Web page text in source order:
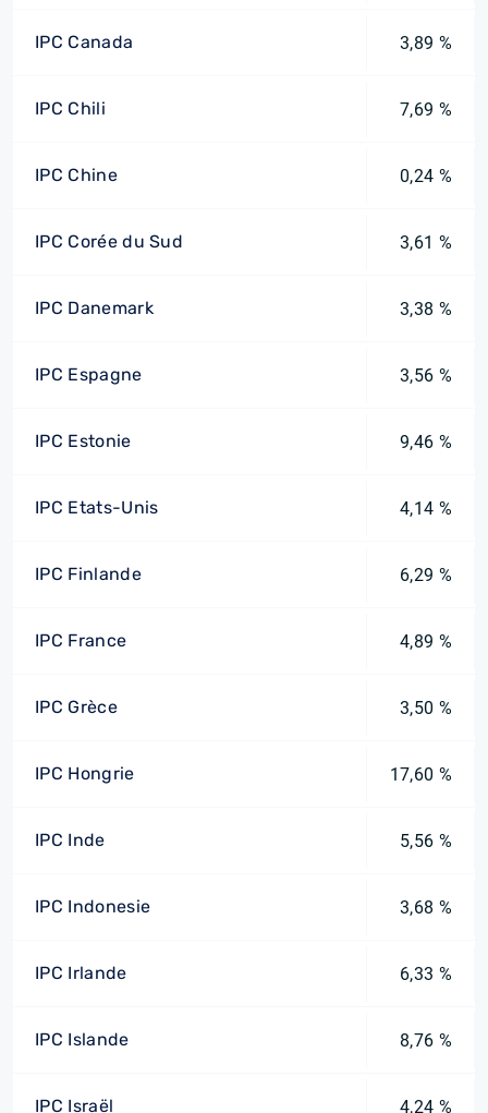
IPC Canada 3,89 %
IPC Chili 7,69 %
IPC Chine 0,24 %
IPC Corée du Sud 3,61 %
IPC Danemark 3,38 %
IPC Espagne 3,56 %
IPC Estonie 9,46 %
IPC Etats-Unis 4,14 %
IPC Finlande 6,29 %
IPC France 4,89 %
IPC Grèce 3,50 %
IPC Hongrie 17,60 %
IPC Inde 5,56 %
IPC Indonesie 3,68 %
IPC Irlande 6,33 %
IPC Islande 8,76 %
IPC Israël 4,24 %